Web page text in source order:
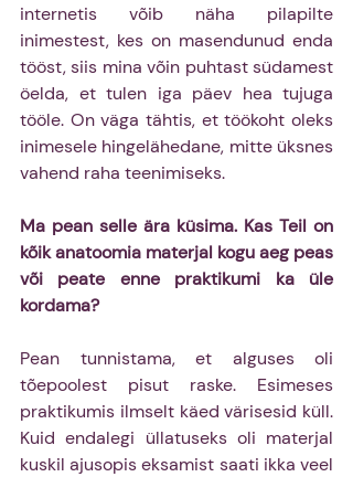
internetis võib näha pilapilte
inimestest, kes on masendunud enda
tööst, siis mina võin puhtast südamest
öelda, et tulen iga päev hea tujuga
tööle. On väga tähtis, et töökoht oleks
inimesele hingelähedane, mitte üksnes
vahend raha teenimiseks.
Ma pean selle ära küsima. Kas Teil on
kõik anatoomia materjal kogu aeg peas
või peate enne praktikumi ka üle
kordama?
Pean tunnistama, et alguses oli
tõepoolest pisut raske. Esimeses
praktikumis ilmselt käed värisesid küll.
Kuid endalegi üllatuseks oli materjal
kuskil ajusopis eksamist saati ikka veel